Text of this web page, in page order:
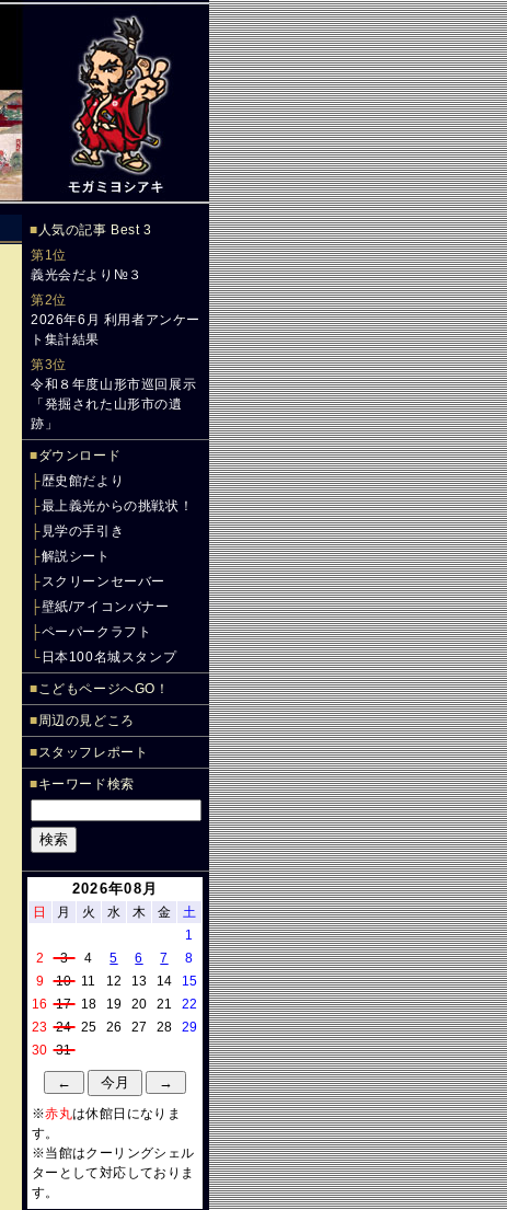
■ 人気の記事 Best 3
第1位
義光会だより№３
第2位
2026年6月 利用者アンケー
ト集計結果
第3位
令和８年度山形市巡回展示
「発掘された山形市の遺
跡」
■ダウンロード
├歴史館だより
├最上義光からの挑戦状！
├ 見学の手引き
├解説シート
├スクリーンセーバー
├壁紙/アイコンバナー
├ペーパークラフト
└ 日本100名城スタンプ
■こどもページへGO！
■周辺の見どころ
■スタッフレポート
■キーワード検索
2026年08月
日 月 火 水 木 金
土
1
2
3 4 5 6 7
8
9
10 11 12 13 14
15
16
17 18 19 20 21
22
23 24 25 26 27 28
29
30 31
※赤丸は休館日になりま
す。
※当館はクーリングシェル
ターとして対応しておりま
す。